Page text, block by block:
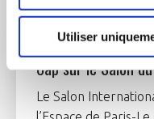
Utiliser
Cap sur le Salon
Le Salon